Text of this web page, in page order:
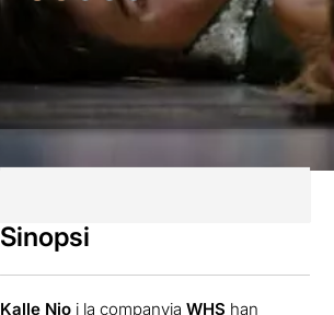
Sinopsi
Kalle Nio i la companyiaWHS han